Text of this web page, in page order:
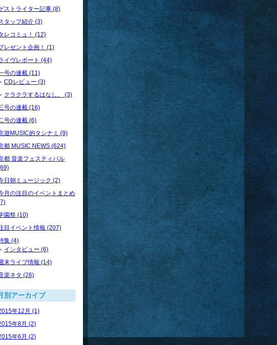
ストライター記事 (8)
タッフ紹介 (3)
レコミュ！ (12)
レゼント企画！ (1)
イヴレポート (44)
号の連載 (11)
CDレビュー (3)
クラクラするはなし。 (3)
号の連載 (16)
号の連載 (6)
遊MUSIC的タシナミ (9)
都 MUSIC NEWS (624)
都 音楽フェスティバル
日朝ミュージック (2)
月の注目のイベントまとめ
園祭 (10)
目イベント情報 (207)
集 (4)
インタビュー (6)
末ライブ情報 (14)
楽ネタ (26)
別アーカイブ
年12月 (1)
年8月 (2)
年6月 (2)